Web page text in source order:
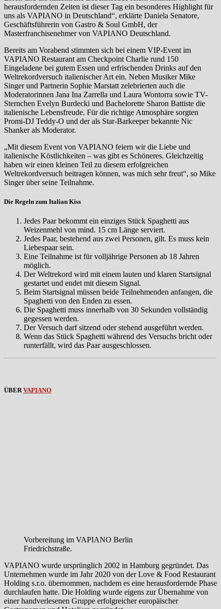
herausfordernden Zeiten ist dieser Tag ein besonderes Highlight für
uns als VAPIANO in Deutschland“, erklärte Daniela Senatore,
Geschäftsführerin von Gastro & Soul GmbH, der
Masterfranchisenehmer von VAPIANO Deutschland.
Bereits am Vorabend stimmten sich bei einem VIP-Event im
VAPIANO Restaurant am Checkpoint Charlie rund 150
Eingeladene bei gutem Essen und erfrischenden Drinks auf den
Weltrekordversuch italienischer Art ein. Neben Musiker Mike
Singer und Partnerin Sophie Marstatt zelebrierten auch die
Moderatorinnen Jana Ina Zarrella und Laura Wontorra sowie TV-
Sternchen Evelyn Burdecki und Bachelorette Sharon Battiste die
italienische Lebensfreude. Für die richtige Atmosphäre sorgten
Promi-DJ Teddy-O und der als Star-Barkeeper bekannte Nic
Shanker als Moderator.
„Mit diesem Event von VAPIANO feiern wir die Liebe und
italienische Köstlichkeiten – was gibt es Schöneres. Gleichzeitig
haben wir einen kleinen Teil zu diesem erfolgreichen
Weltrekordversuch beitragen können, was mich sehr freut“, so Mike
Singer über seine Teilnahme.
Die Regeln zum Italian Kiss
Jedes Paar bekommt ein einziges Stück Spaghetti aus
Weizenmehl von mind. 15 cm Länge serviert.
Jedes Paar, bestehend aus zwei Personen, gilt. Es muss kein
Liebespaar sein.
Eine Teilnahme ist für volljährige Personen ab 18 Jahren
möglich.
Der Weltrekord wird mit einem lauten und klaren Startsignal
gestartet und endet mit diesem Signal.
Beim Startsignal müssen beide Teilnehmenden anfangen, die
Spaghetti von den Enden zu essen.
Die Spaghetti muss innerhalb von 30 Sekunden vollständig
gegessen werden.
Der Versuch darf sitzend oder stehend ausgeführt werden.
Wenn das Stück Spaghetti während des Versuchs bricht oder
runterfällt, wird das Paar ausgeschlossen.
ÜBERVAPIANO
Vorbereitung im VAPIANO Berlin
Friedrichstraße.
VAPIANO wurde ursprünglich 2002 in Hamburg gegründet. Das
Unternehmen wurde im Jahr 2020 von der Love & Food Restaurant
Holding s.r.o. übernommen, nachdem es eine herausfordernde Phase
durchlaufen hatte. Die Holding wurde eigens zur Übernahme von
einer handverlesenen Gruppe erfolgreicher europäischer